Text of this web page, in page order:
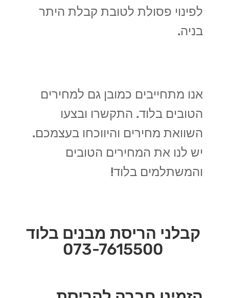
לפינוי פסולת לטובת קבלת היתר
בניה.
אנו מתחייבים כמובן גם למחירים
הטובים בלוד. התקשרו ובצעו
השוואת מחירים והיווכחו בעצמכם.
יש לנו את המחירים הטובים
והמשתלמים בלוד!
קבלני הריסת מבנים בלוד
073-7615500